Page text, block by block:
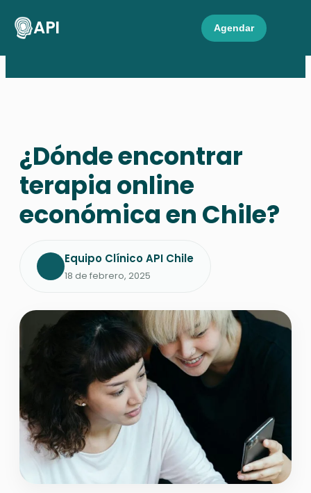
API Agendar
¿Dónde encontrar
terapia online
económica en Chile?
Equipo Clínico API Chile
18 de febrero, 2025